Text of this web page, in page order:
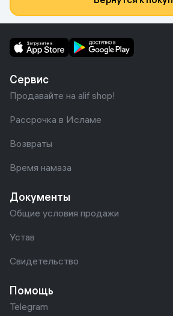
Сервис
Продавайте на alif shop!
Рассрочка в Исламе
Возвраты
Время намаза
Документы
Общие условия продажи
Устав
Свидетельство
Помощь
Telegram